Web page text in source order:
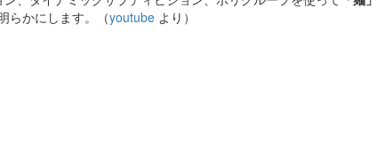
らかにします。（youtube より）